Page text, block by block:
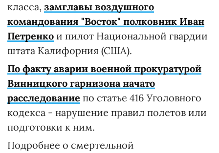
класса, замглавы воздушного
командования "Восток" полковник Иван
Петренко и пилот Национальной гвардии
штата Калифорния (США).
По факту аварии военной прокуратурой
Винницкого гарнизона начато
расследование по статье 416 Уголовного
кодекса - нарушение правил полетов или
подготовки к ним.
Подробнее о смертельной